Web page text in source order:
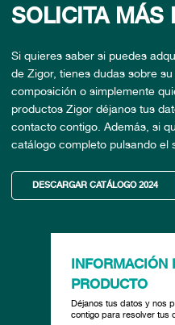
SOLICITA MÁS
Si quieres saber si puedes
de Zigor, tienes dudas sobre
composición o simplemente
productos Zigor déjanos tus
contacto contigo. Además, si
catálogo completo pulsando el
DESCARGAR CATÁLOGO 2024
INFORMACIÓN
PRODUCTO
Déjanos tus datos y nos
contigo para resolver tus